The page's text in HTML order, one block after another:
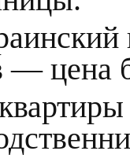
— цена